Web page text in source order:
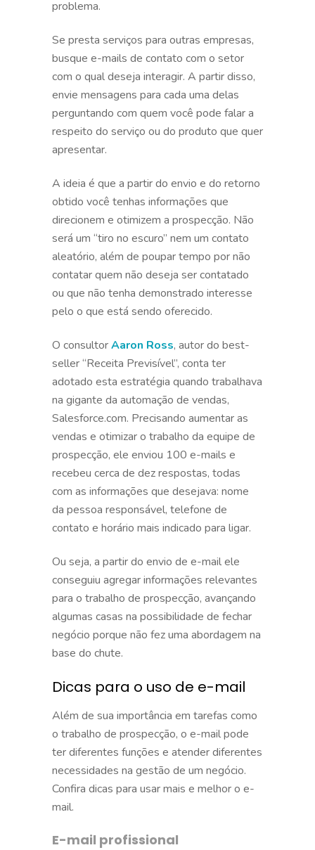
problema.
Se presta serviços para outras empresas,
busque e-mails de contato com o setor
com o qual deseja interagir. A partir disso,
envie mensagens para cada uma delas
perguntando com quem você pode falar a
respeito do serviço ou do produto que quer
apresentar.
A ideia é que a partir do envio e do retorno
obtido você tenhas informações que
direcionem e otimizem a prospecção. Não
será um “tiro no escuro” nem um contato
aleatório, além de poupar tempo por não
contatar quem não deseja ser contatado
ou que não tenha demonstrado interesse
pelo o que está sendo oferecido.
O consultorAaron Ross, autor do best-
seller “Receita Previsível”, conta ter
adotado esta estratégia quando trabalhava
na gigante da automação de vendas,
Salesforce.com. Precisando aumentar as
vendas e otimizar o trabalho da equipe de
prospecção, ele enviou 100 e-mails e
recebeu cerca de dez respostas, todas
com as informações que desejava: nome
da pessoa responsável, telefone de
contato e horário mais indicado para ligar.
Ou seja, a partir do envio de e-mail ele
conseguiu agregar informações relevantes
para o trabalho de prospecção, avançando
algumas casas na possibilidade de fechar
negócio porque não fez uma abordagem na
base do chute.
Dicas para o uso de e-mail
Além de sua importância em tarefas como
o trabalho de prospecção, o e-mail pode
ter diferentes funções e atender diferentes
necessidades na gestão de um negócio.
Confira dicas para usar mais e melhor o e-
mail.
E-mail profissional